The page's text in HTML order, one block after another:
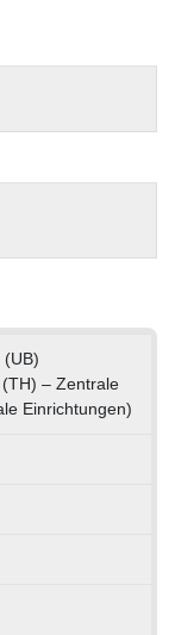
(UB)
– Zentrale
Einrichtungen)